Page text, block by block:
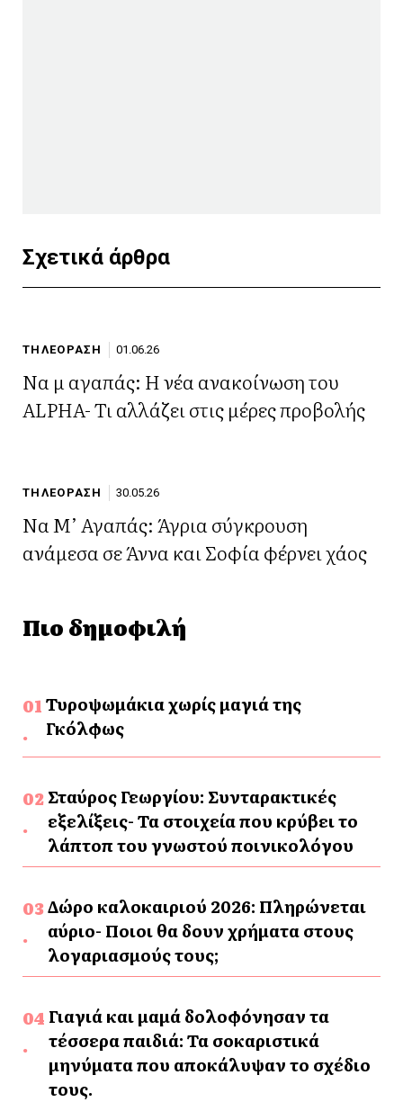
Σχετικά άρθρα
ΤΗΛΕΟΡΑΣΗ 01.06.26
Να μ αγαπάς: Η νέα ανακοίνωση του
ALPHA- Τι αλλάζει στις μέρες προβολής
ΤΗΛΕΟΡΑΣΗ 30.05.26
Να Μ’ Αγαπάς: Άγρια σύγκρουση
ανάμεσα σε Άννα και Σοφία φέρνει χάος
Πιο δημοφιλή
Τυροψωμάκια χωρίς μαγιά της
Γκόλφως
Σταύρος Γεωργίου: Συνταρακτικές
εξελίξεις- Τα στοιχεία που κρύβει το
λάπτοπ του γνωστού ποινικολόγου
Δώρο καλοκαιριού 2026: Πληρώνεται
αύριο- Ποιοι θα δουν χρήματα στους
λογαριασμούς τους;
Γιαγιά και μαμά δολοφόνησαν τα
τέσσερα παιδιά: Τα σοκαριστικά
μηνύματα που αποκάλυψαν το σχέδιο
τους.